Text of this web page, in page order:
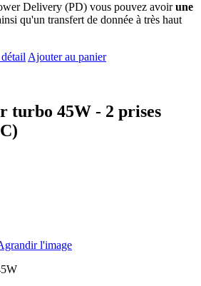
Delivery (PD) vous pouvez avoirune
qu'un transfert de donnée à très haut
Ajouter au panier
turbo 45W - 2 prises
l'image